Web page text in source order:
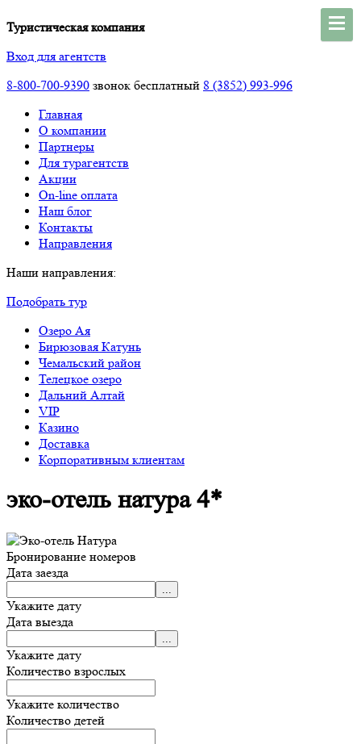
Туристическая компания
Вход для агентств
8-800-700-9390 звонок бесплатный 8 (3852) 993-996
Главная
О компании
Партнеры
Для турагентств
Акции
On-line оплата
Наш блог
Контакты
Направления
Наши направления:
Подобрать тур
Озеро Ая
Бирюзовая Катунь
Чемальский район
Телецкое озеро
Дальний Алтай
VIP
Казино
Доставка
Корпоративным клиентам
эко-отель натура 4*
Бронирование номеров
Дата заезда
Укажите дату
Дата выезда
Укажите дату
Количество взрослых
Укажите количество
Количество детей